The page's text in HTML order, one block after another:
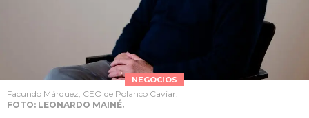
NEGOCIOS
Facundo Márquez, CEO de Polanco Caviar.
FOTO: LEONARDO MAINÉ.